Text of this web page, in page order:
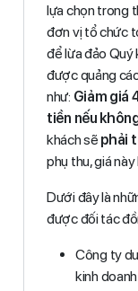
lựa chọn trong
đơn vị tổ chức
để lừa đảo
được quảng
như: Giảm giá
tiền nếu
khách sẽ phải
phụ thu, giá này
Dưới đây là
được đối tác
Công ty
kinh doanh